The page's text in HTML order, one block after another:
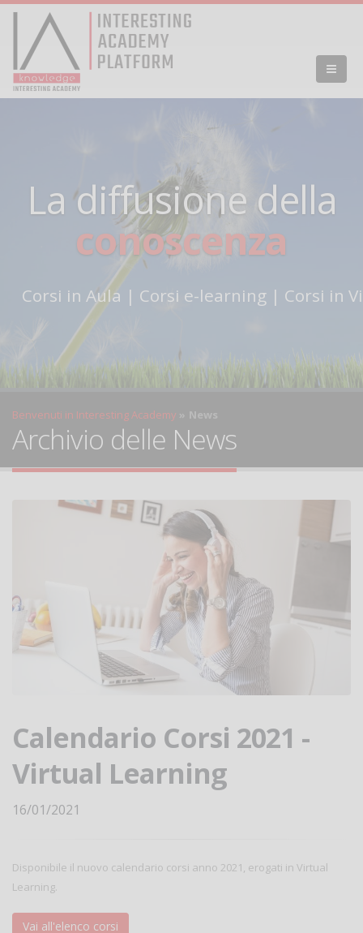
La diffusione della
conoscenza
Corsi in Aula | Corsi e-learning | Corsi in
Benvenuti in Interesting Academy News
Archivio delle News
Calendario Corsi 2021 -
Virtual Learning
16/01/2021
Disponibile il nuovo calendario corsi anno 2021, erogati in Virtual
Learning.
Vai all'elenco corsi